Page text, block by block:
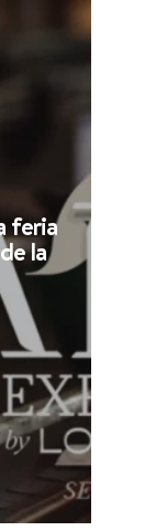
feria
la